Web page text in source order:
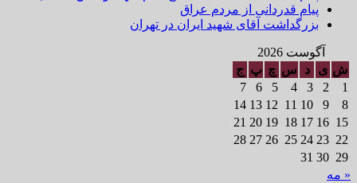
پیام قدردانی از مردم عراق
بزرگداشت آقای شهید ایران در تهران
آگوست 2026
ش ی د س چ پ ج
1
2
3
4
5
6
7
8
9
10
11
12
13
14
15
16
17
18
19
20
21
22
23
24
25
26
27
28
29
30
31
« مه